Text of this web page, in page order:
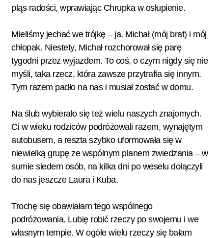
pląs radości, wprawiając Chrupka w osłupienie.
Mieliśmy jechać we trójkę – ja, Michał (mój brat) i mój
chłopak. Niestety, Michał rozchorował się parę
tygodni przez wyjazdem. To coś, o czym nigdy się nie
myśli, taka rzecz, która zawsze przytrafia się innym.
Tym razem padło na nas i musiał zostać w domu.
Na ślub wybierało się też wielu naszych znajomych.
Ci w wieku rodziców podróżowali razem, wynajętym
autobusem, a reszta szybko uformowała się w
niewielką grupę ze wspólnym planem zwiedzania – w
sumie siedem osób, na kilka dni po weselu dołączyli
do nas jeszcze Laura i Kuba.
Trochę się obawiałam tego wspólnego
podróżowania. Lubię robić rzeczy po swojemu i we
własnym tempie. W ogóle wielu rzeczy się bałam